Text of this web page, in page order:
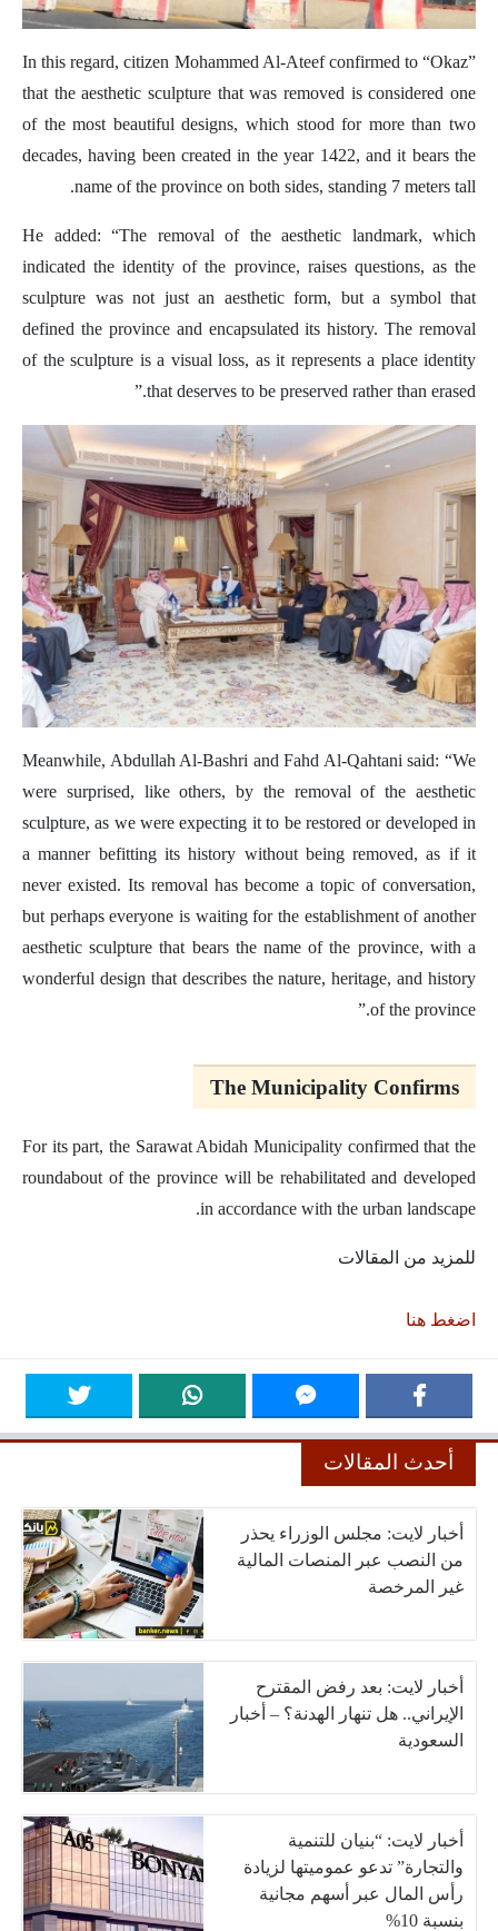
In this regard, citizen Mohammed Al-Ateef confirmed to “Okaz”
that the aesthetic sculpture that was removed is considered one
of the most beautiful designs, which stood for more than two
decades, having been created in the year 1422, and it bears the
name of the province on both sides, standing 7 meters tall.
He added: “The removal of the aesthetic landmark, which
indicated the identity of the province, raises questions, as the
sculpture was not just an aesthetic form, but a symbol that
defined the province and encapsulated its history. The removal
of the sculpture is a visual loss, as it represents a place identity
that deserves to be preserved rather than erased.”
Meanwhile, Abdullah Al-Bashri and Fahd Al-Qahtani said: “We
were surprised, like others, by the removal of the aesthetic
sculpture, as we were expecting it to be restored or developed in
a manner befitting its history without being removed, as if it
never existed. Its removal has become a topic of conversation,
but perhaps everyone is waiting for the establishment of another
aesthetic sculpture that bears the name of the province, with a
wonderful design that describes the nature, heritage, and history
of the province.”
The Municipality Confirms
For its part, the Sarawat Abidah Municipality confirmed that the
roundabout of the province will be rehabilitated and developed
in accordance with the urban landscape.
للمزيد من المقالات
اضغط هنا
أحدث المقالات
أخبار لايت: مجلس الوزراء يحذر
من النصب عبر المنصات المالية
غير المرخصة
أخبار لايت: بعد رفض المقترح
الإيراني.. هل تنهار الهدنة؟ – أخبار
السعودية
أخبار لايت: “بنيان للتنمية
والتجارة” تدعو عموميتها لزيادة
رأس المال عبر أسهم مجانية
بنسبة 10%